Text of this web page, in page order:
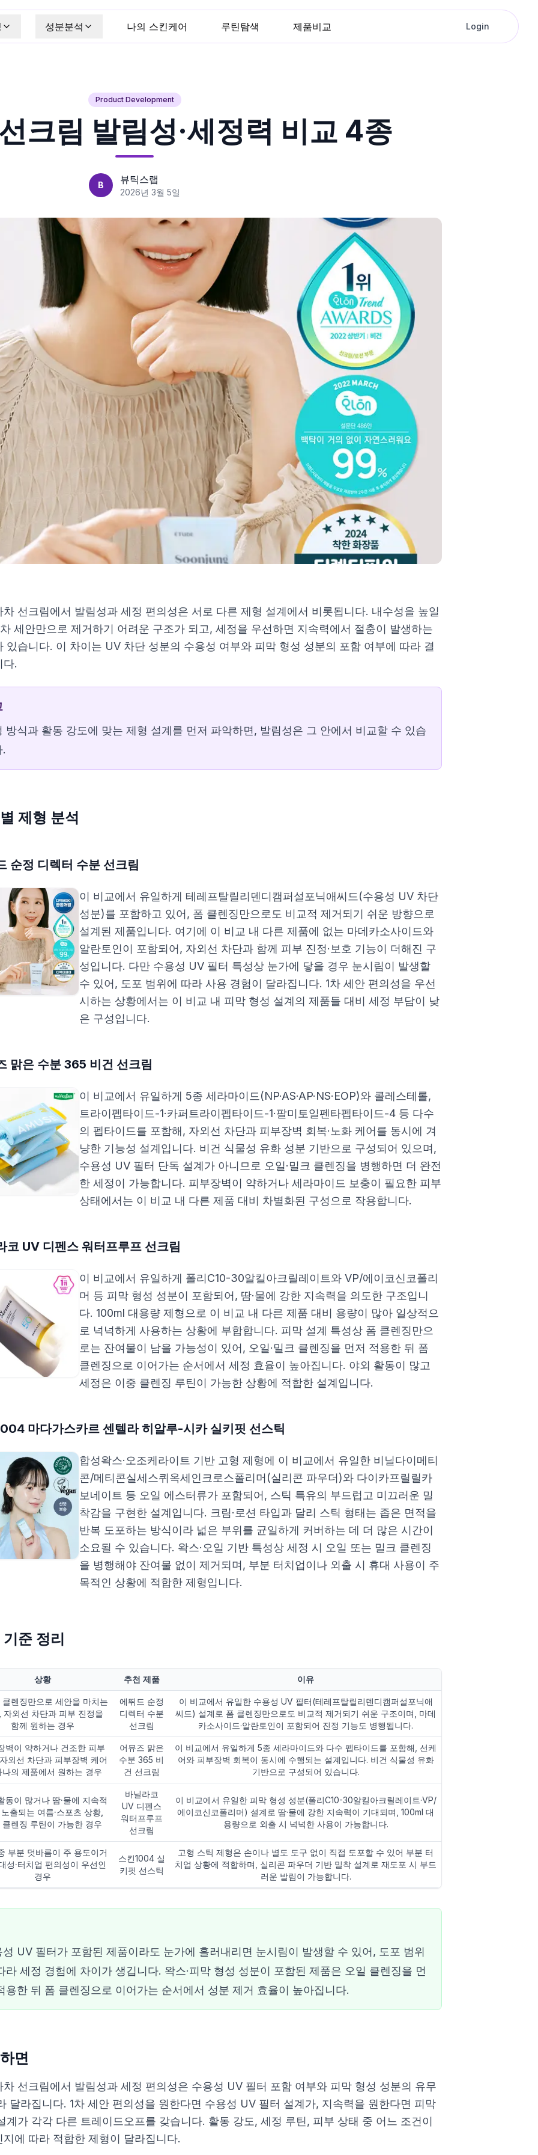
성분분석 나의 스킨케어 루틴탐색 제품비교 Login
Product Development
크림 발림성·세정력 비교 4종
B 뷰틱스랩
2026년 3월 5일
시카 실키핏 선스틱
차 선크림에서 발림성과 세정 편의성은 서로 다른 제형 설계에서 비롯됩니다. 내수성을 높일
세안만으로 제거하기 어려운 구조가 되고, 세정을 우선하면 지속력에서 절충이 발생하는
있습니다. 이 차이는 UV 차단 성분의 수용성 여부와 피막 형성 성분의 포함 여부에 따라 결
다.
방식과 활동 강도에 맞는 제형 설계를 먼저 파악하면, 발림성은 그 안에서 비교할 수 있습
제형 분석
순정 디렉터 수분 선크림
이 비교에서 유일하게 테레프탈릴리덴디캠퍼설포닉애씨드(수용성 UV 차단
성분)를 포함하고 있어, 폼 클렌징만으로도 비교적 제거되기 쉬운 방향으로
설계된 제품입니다. 여기에 이 비교 내 다른 제품에 없는 마데카소사이드와
알란토인이 포함되어, 자외선 차단과 함께 피부 진정·보호 기능이 더해진 구
성입니다. 다만 수용성 UV 필터 특성상 눈가에 닿을 경우 눈시림이 발생할
수 있어, 도포 범위에 따라 사용 경험이 달라집니다. 1차 세안 편의성을 우선
시하는 상황에서는 이 비교 내 피막 형성 설계의 제품들 대비 세정 부담이 낮
은 구성입니다.
맑은 수분 365 비건 선크림
이 비교에서 유일하게 5종 세라마이드(NP·AS·AP·NS·EOP)와 콜레스테롤,
트라이펩타이드-1·카퍼트라이펩타이드-1·팔미토일펜타펩타이드-4 등 다수
의 펩타이드를 포함해, 자외선 차단과 피부장벽 회복·노화 케어를 동시에 겨
냥한 기능성 설계입니다. 비건 식물성 유화 성분 기반으로 구성되어 있으며,
수용성 UV 필터 단독 설계가 아니므로 오일·밀크 클렌징을 병행하면 더 완전
한 세정이 가능합니다. 피부장벽이 약하거나 세라마이드 보충이 필요한 피부
상태에서는 이 비교 내 다른 제품 대비 차별화된 구성으로 작용합니다.
코 UV 디펜스 워터프루프 선크림
이 비교에서 유일하게 폴리C10-30알킬아크릴레이트와 VP/에이코신코폴리
머 등 피막 형성 성분이 포함되어, 땀·물에 강한 지속력을 의도한 구조입니
다. 100ml 대용량 제형으로 이 비교 내 다른 제품 대비 용량이 많아 일상적으
로 넉넉하게 사용하는 상황에 부합합니다. 피막 설계 특성상 폼 클렌징만으
로는 잔여물이 남을 가능성이 있어, 오일·밀크 클렌징을 먼저 적용한 뒤 폼
클렌징으로 이어가는 순서에서 세정 효율이 높아집니다. 야외 활동이 많고
세정은 이중 클렌징 루틴이 가능한 상황에 적합한 설계입니다.
마다가스카르 센텔라 히알루-시카 실키핏 선스틱
합성왁스·오조케라이트 기반 고형 제형에 이 비교에서 유일한 비닐다이메티
콘/메티콘실세스퀴옥세인크로스폴리머(실리콘 파우더)와 다이카프릴릴카
보네이트 등 오일 에스터류가 포함되어, 스틱 특유의 부드럽고 미끄러운 밀
착감을 구현한 설계입니다. 크림·로션 타입과 달리 스틱 형태는 좁은 면적을
반복 도포하는 방식이라 넓은 부위를 균일하게 커버하는 데 더 많은 시간이
소요될 수 있습니다. 왁스·오일 기반 특성상 세정 시 오일 또는 밀크 클렌징
을 병행해야 잔여물 없이 제거되며, 부분 터치업이나 외출 시 휴대 사용이 주
목적인 상황에 적합한 제형입니다.
준 정리
상황 추천 제품 이유
클렌징만으로 세안을 마치는
자외선 차단과 피부 진정을
함께 원하는 경우
에뛰드 순정
디렉터 수분
선크림
이 비교에서 유일한 수용성 UV 필터(테레프탈릴리덴디캠퍼설포닉애
씨드) 설계로 폼 클렌징만으로도 비교적 제거되기 쉬운 구조이며, 마데
카소사이드·알란토인이 포함되어 진정 기능도 병행됩니다.
벽이 약하거나 건조한 피부
외선 차단과 피부장벽 케어
나의 제품에서 원하는 경우
어뮤즈 맑은
수분 365 비
건 선크림
이 비교에서 유일하게 5종 세라마이드와 다수 펩타이드를 포함해, 선케
어와 피부장벽 회복이 동시에 수행되는 설계입니다. 비건 식물성 유화
기반으로 구성되어 있습니다.
동이 많거나 땀·물에 지속적
출되는 여름·스포츠 상황,
클렌징 루틴이 가능한 경우
바닐라코
UV 디펜스
워터프루프
선크림
이 비교에서 유일한 피막 형성 성분(폴리C10-30알킬아크릴레이트·VP/
에이코신코폴리머) 설계로 땀·물에 강한 지속력이 기대되며, 100ml 대
용량으로 외출 시 넉넉한 사용이 가능합니다.
부분 덧바름이 주 용도이거
성·터치업 편의성이 우선인
경우
스킨1004 실
키핏 선스틱
고형 스틱 제형은 손이나 별도 도구 없이 직접 도포할 수 있어 부분 터
치업 상황에 적합하며, 실리콘 파우더 기반 밀착 설계로 재도포 시 부드
러운 발림이 가능합니다.
성 UV 필터가 포함된 제품이라도 눈가에 흘러내리면 눈시림이 발생할 수 있어, 도포 범위
라 세정 경험에 차이가 생깁니다. 왁스·피막 형성 성분이 포함된 제품은 오일 클렌징을 먼
용한 뒤 폼 클렌징으로 이어가는 순서에서 성분 제거 효율이 높아집니다.
면
차 선크림에서 발림성과 세정 편의성은 수용성 UV 필터 포함 여부와 피막 형성 성분의 유무
달라집니다. 1차 세안 편의성을 원한다면 수용성 UV 필터 설계가, 지속력을 원한다면 피막
계가 각각 다른 트레이드오프를 갖습니다. 활동 강도, 세정 루틴, 피부 상태 중 어느 조건이
지에 따라 적합한 제형이 달라집니다.